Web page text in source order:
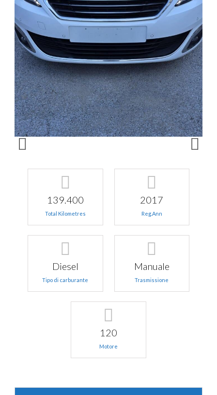
139.400
Total Kilometres
2017
Reg.Ann
Diesel
Tipo di carburante
Manuale
Trasmissione
120
Motore